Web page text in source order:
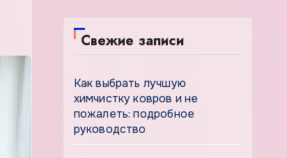
Свежие записи
Как выбрать лучшую
химчистку ковров и не
пожалеть: подробное
руководство